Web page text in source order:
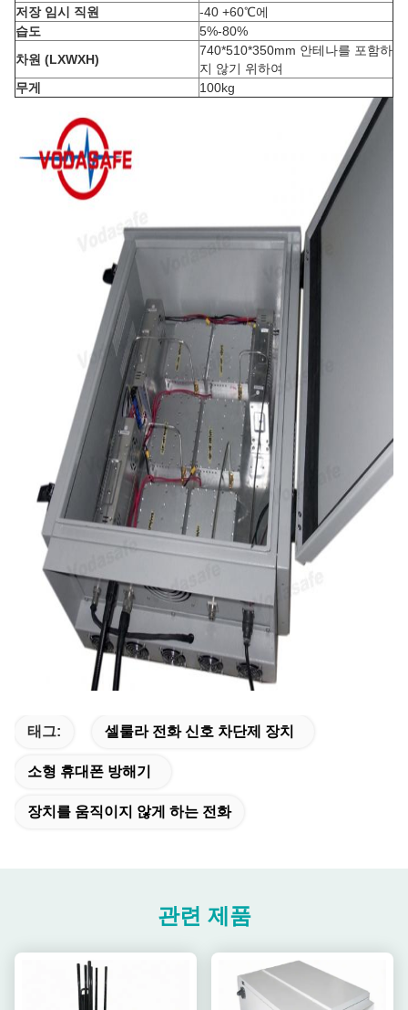
저장 임시 직원
-40 +60℃에
습도
5%-80%
차원 (LXWXH)
740*510*350mm 안테나를 포함하
지 않기 위하여
무게
100kg
태그: 셀룰라 전화 신호 차단제 장치
소형 휴대폰 방해기
장치를 움직이지 않게 하는 전화
관련 제품